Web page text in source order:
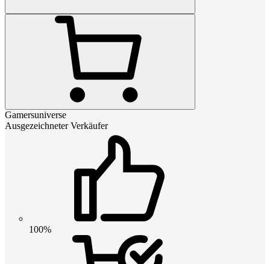
Gamersuniverse
Ausgezeichneter Verkäufer
100%